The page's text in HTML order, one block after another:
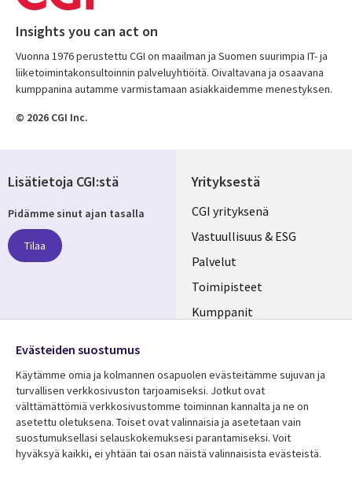
Insights you can act on
Vuonna 1976 perustettu CGI on maailman ja Suomen suurimpia IT- ja
liiketoimintakonsultoinnin palveluyhtiöitä. Oivaltavana ja osaavana
kumppanina autamme varmistamaan asiakkaidemme menestyksen.
© 2026 CGI Inc.
Yrityksestä
Useful
links
FINLAND
CGI yrityksenä
Vastuullisuus & ESG
Palvelut
Toimipisteet
Kumppanit
Resurssikeskus
Library
Asiakastarinat
Lisätietoa
Legal
Tietosuoja
Lisätietoja CGI:stä
Pidämme sinut ajan tasalla
Tilaa
Media
FINLAND
Evästeiden suostumus
Käytämme omia ja kolmannen osapuolen evästeitämme sujuvan ja
turvallisen verkkosivuston tarjoamiseksi. Jotkut ovat
välttämättömiä verkkosivustomme toiminnan kannalta ja ne on
asetettu oletuksena. Toiset ovat valinnaisia ​​ja asetetaan vain
suostumuksellasi selauskokemuksesi parantamiseksi. Voit
hyväksyä kaikki, ei yhtään tai osan näistä valinnaisista evästeistä.